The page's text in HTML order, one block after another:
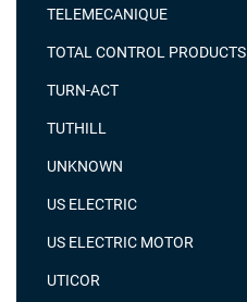
TELEMECANIQUE
TOTAL CONTROL PRODUCTS
TURN-ACT
TUTHILL
UNKNOWN
US ELECTRIC
US ELECTRIC MOTOR
UTICOR